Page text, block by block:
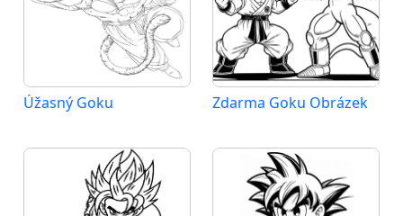
Úžasný Goku Zdarma Goku Obrázek